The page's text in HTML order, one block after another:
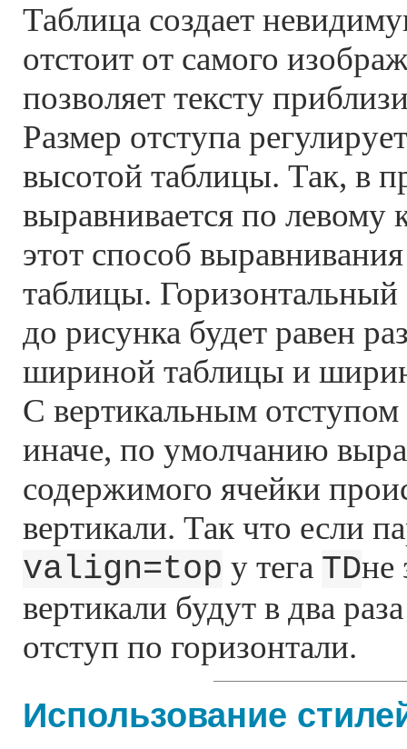
Таблица создает
отстоит от самого
позволяет тексту
Размер отступа
высотой таблицы. Так, в
выравнивается по левому
этот способ
таблицы. Горизонтальный
до рисунка будет равен
шириной таблицы и
С вертикальным отступом
иначе, по умолчанию
содержимого ячейки
вертикали. Так что если
valign=top у тега TDне
вертикали будут в два
отступ по горизонтали.
Использование